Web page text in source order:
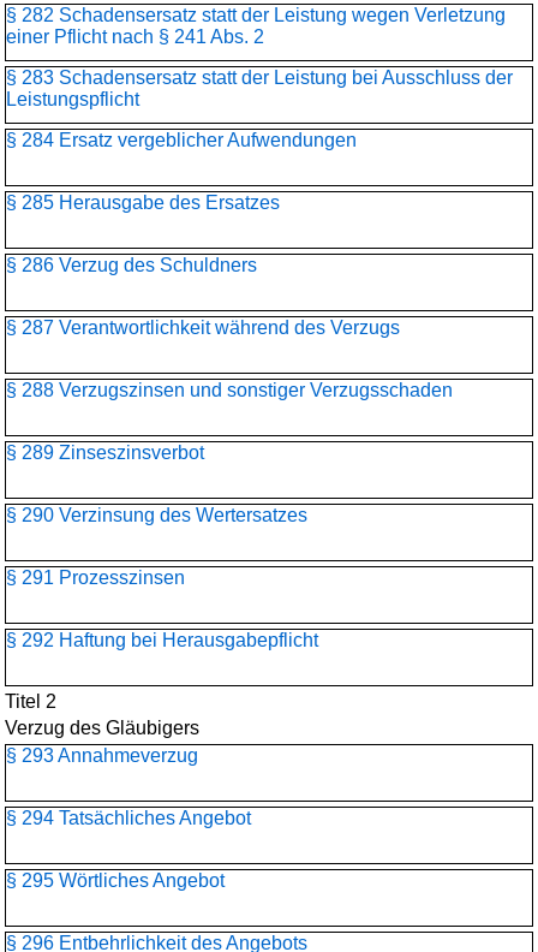
§ 282 Schadensersatz statt der Leistung wegen Verletzung
einer Pflicht nach § 241 Abs. 2
§ 283 Schadensersatz statt der Leistung bei Ausschluss der
Leistungspflicht
§ 284 Ersatz vergeblicher Aufwendungen
§ 285 Herausgabe des Ersatzes
§ 286 Verzug des Schuldners
§ 287 Verantwortlichkeit während des Verzugs
§ 288 Verzugszinsen und sonstiger Verzugsschaden
§ 289 Zinseszinsverbot
§ 290 Verzinsung des Wertersatzes
§ 291 Prozesszinsen
§ 292 Haftung bei Herausgabepflicht
Titel 2
Verzug des Gläubigers
§ 293 Annahmeverzug
§ 294 Tatsächliches Angebot
§ 295 Wörtliches Angebot
§ 296 Entbehrlichkeit des Angebots